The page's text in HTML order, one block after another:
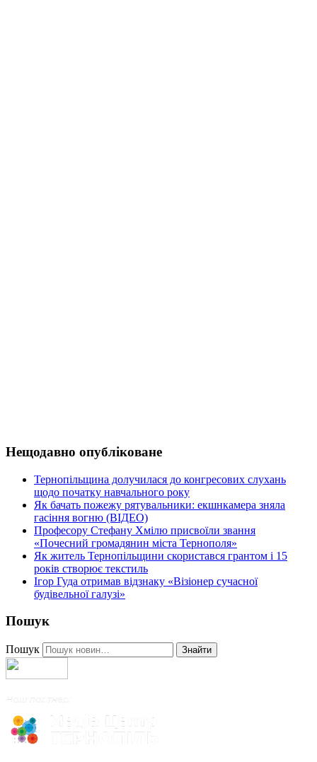
Нещодавно опубліковане
Тернопільщина долучилася до конгресових слухань
щодо початку навчального року
Як бачать пожежу рятувальники: екшнкамера зняла
гасіння вогню (ВІДЕО)
Професору Стефану Хмілю присвоїли звання
«Почесний громадянин міста Тернополя»
Як житель Тернопільщини скористався грантом і 15
років створює текстиль
Ігор Гуда отримав відзнаку «Візіонер сучасної
будівельної галузі»
Пошук
Пошук Знайти